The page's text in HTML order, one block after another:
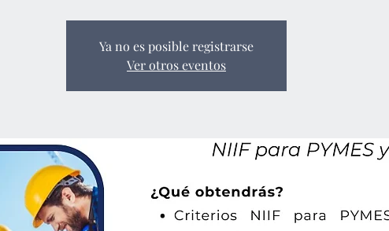
Ya no es posible registrarse
Ver otros eventos